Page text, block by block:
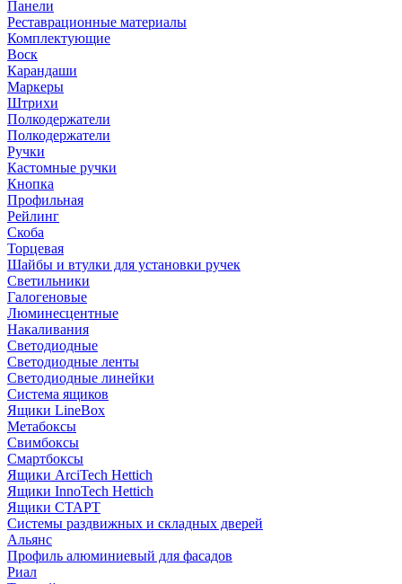
Панели
Реставрационные материалы
Комплектующие
Воск
Карандаши
Маркеры
Штрихи
Полкодержатели
Полкодержатели
Ручки
Кастомные ручки
Кнопка
Профильная
Рейлинг
Скоба
Торцевая
Шайбы и втулки для установки ручек
Светильники
Галогеновые
Люминесцентные
Накаливания
Светодиодные
Светодиодные ленты
Светодиодные линейки
Система ящиков
Ящики LineBox
Метабоксы
Свимбоксы
Смартбоксы
Ящики ArciTech Hettich
Ящики InnoTech Hettich
Ящики СТАРТ
Системы раздвижных и складных дверей
Альянс
Профиль алюминиевый для фасадов
Риал